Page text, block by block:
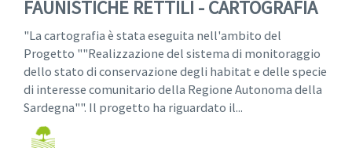
FAUNISTICHE RETTILI - CARTOGRAFIA
"La cartografia è stata eseguita nell'ambito del
Progetto ""Realizzazione del sistema di monitoraggio
dello stato di conservazione degli habitat e delle specie
di interesse comunitario della Regione Autonoma della
Sardegna"". Il progetto ha riguardato il...